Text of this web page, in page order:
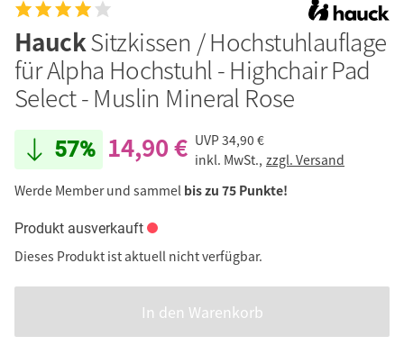
HauckSitzkissen / Hochstuhlauflage
für Alpha Hochstuhl - Highchair Pad
Select - Muslin Mineral Rose
57% 14,90 € UVP34,90 €
inkl. MwSt., zzgl. Versand
Werde Member und sammel bis zu 75 Punkte!
Produkt ausverkauft
Dieses Produkt ist aktuell nicht verfügbar.
In den Warenkorb